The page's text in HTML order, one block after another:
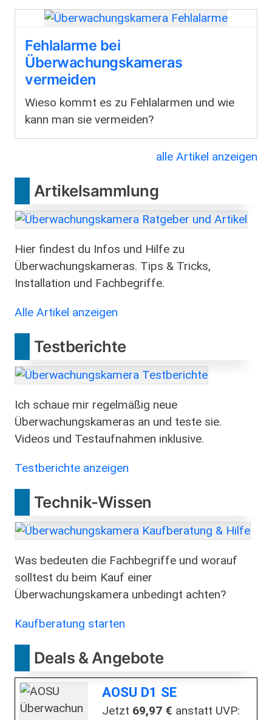
Fehlalarme bei
Überwachungskameras
vermeiden
Wieso kommt es zu Fehlalarmen und wie
kann man sie vermeiden?
alle Artikel anzeigen
Artikelsammlung
Bild
Hier findest du Infos und Hilfe zu
Überwachungskameras. Tips & Tricks,
Installation und Fachbegriffe.
Alle Artikel anzeigen
Testberichte
Bild
Ich schaue mir regelmäßig neue
Überwachungskameras an und teste sie.
Videos und Testaufnahmen inklusive.
Testberichte anzeigen
Technik-Wissen
Bild
Was bedeuten die Fachbegriffe und worauf
solltest du beim Kauf einer
Überwachungskamera unbedingt achten?
Kaufberatung starten
Deals & Angebote
AOSU D1 SE
Jetzt 69,97 € anstatt UVP: